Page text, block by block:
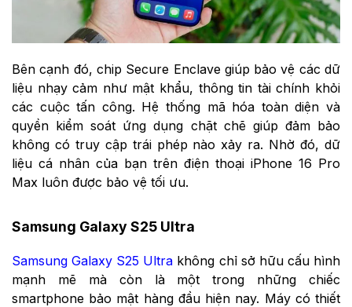
Bên cạnh đó, chip Secure Enclave giúp bảo vệ các dữ
liệu nhạy cảm như mật khẩu, thông tin tài chính khỏi
các cuộc tấn công. Hệ thống mã hóa toàn diện và
quyền kiểm soát ứng dụng chặt chẽ giúp đảm bảo
không có truy cập trái phép nào xảy ra. Nhờ đó, dữ
liệu cá nhân của bạn trên điện thoại iPhone 16 Pro
Max luôn được bảo vệ tối ưu.
Samsung Galaxy S25 Ultra
Samsung Galaxy S25 Ultra không chỉ sở hữu cấu hình
mạnh mẽ mà còn là một trong những chiếc
smartphone bảo mật hàng đầu hiện nay. Máy có thiết